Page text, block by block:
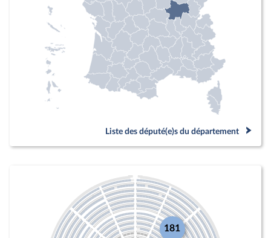
Liste des député(e)s du département
181